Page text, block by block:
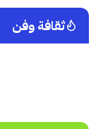
ثقافة وفن